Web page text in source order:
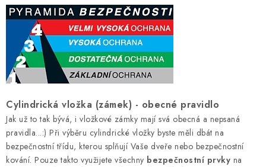
KLIKY S LOŽISKEM
KLIKY - EASY LOCK
KOVÁNÍ A KLIKY
BEZPEČNOSTNÍ KOVÁNÍ
Cylindrická vložka (zámek) - obecné pravidlo
Jak už to tak bývá, i vložkové zámky mají svá obecná a nepsaná
pravidla...:) Při výběru cylindrické vložky byste měli dbát na
bezpečnostní třídu, kterou splňují Vaše dveře nebo bezpečnostní
kování. Pouze takto využijete všechny bezpečnostní prvky na